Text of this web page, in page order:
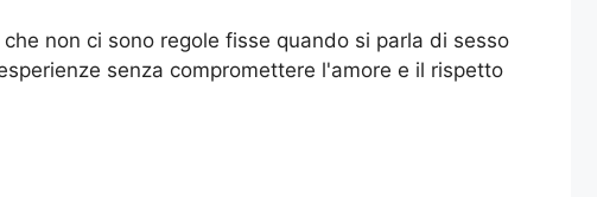
non ci sono regole fisse quando si parla di sesso
senza compromettere l'amore e il rispetto